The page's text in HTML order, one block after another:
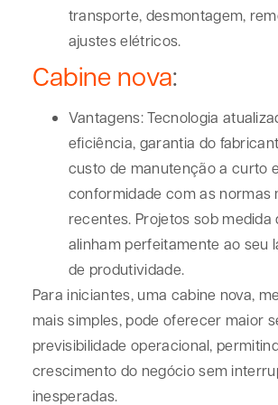
transporte, desmontagem,
ajustes elétricos.
Cabine nova:
Vantagens:Tecnologia
eficiência, garantia do
custo de manutenção a curto
conformidade com as normas
recentes. Projetos sob medida
alinham perfeitamente ao seu
de produtividade.
Para iniciantes, uma cabine nova,
mais simples, pode oferecer maior
previsibilidade operacional,
crescimento do negócio sem
inesperadas.